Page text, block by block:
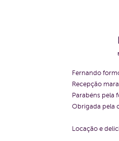
Fernando
Recepção
Parabéns pela
Obrigada pela
Locação e